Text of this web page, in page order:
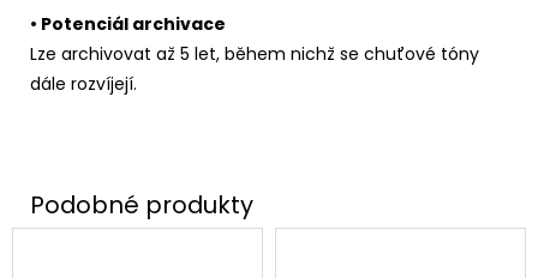
• Potenciál archivace
Lze archivovat až 5 let, během nichž se chuťové tóny
dále rozvíjejí.